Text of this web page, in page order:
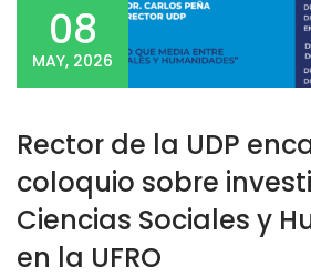
08
MAY, 2026
Rector de la UDP
coloquio sobre
Ciencias Sociales y
en la UFRO